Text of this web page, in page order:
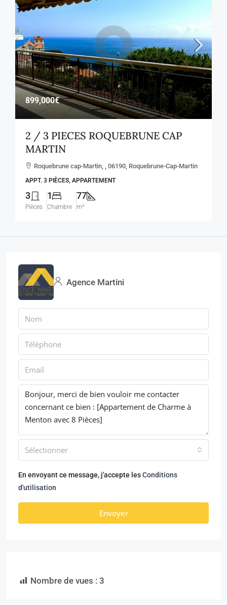
899,000€
2 / 3 PIECES ROQUEBRUNE CAP
MARTIN
Roquebrune cap-Martin, , 06190, Roquebrune-Cap-Martin
APPT. 3 PIÈCES, APPARTEMENT
3
Pièces
1
Chambre
77
m²
Agence Martini
Sélectionner
En envoyant ce message, j'accepte lesConditions
d'utilisation
Envoyer
Nombre de vues : 3